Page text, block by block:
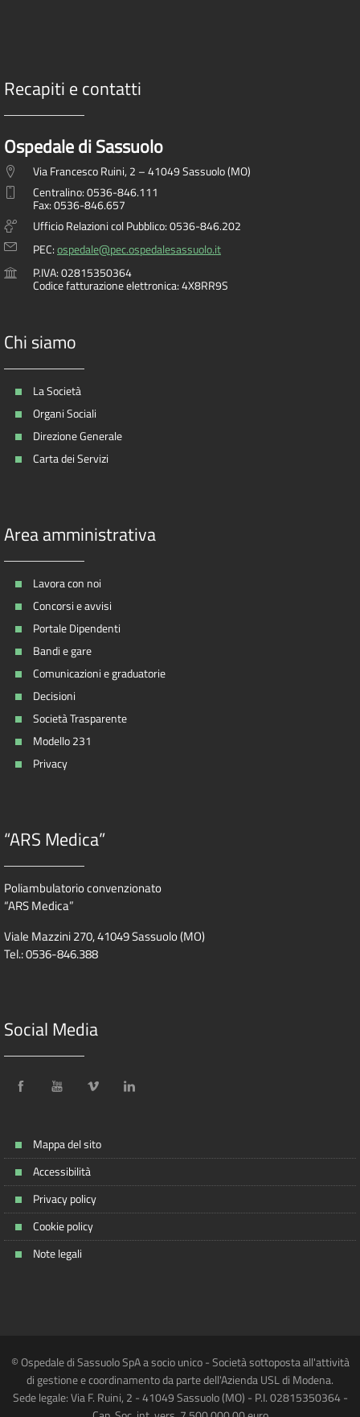
Recapiti e contatti
Ospedale di Sassuolo
Via Francesco Ruini, 2 – 41049 Sassuolo (MO)
Centralino: 0536-846.111
Fax: 0536-846.657
Ufficio Relazioni col Pubblico: 0536-846.202
PEC:ospedale@pec.ospedalesassuolo.it
P.IVA: 02815350364
Codice fatturazione elettronica: 4X8RR9S
Chi siamo
La Società
Organi Sociali
Direzione Generale
Carta dei Servizi
Area amministrativa
Lavora con noi
Concorsi e avvisi
Portale Dipendenti
Bandi e gare
Comunicazioni e graduatorie
Decisioni
Società Trasparente
Modello 231
Privacy
“ARS Medica”
Poliambulatorio convenzionato
“ARS Medica”
Viale Mazzini 270, 41049 Sassuolo (MO)
Tel.: 0536-846.388
Social Media
Mappa del sito
Accessibilità
Privacy policy
Cookie policy
Note legali
© Ospedale di Sassuolo SpA a socio unico - Società sottoposta all'attività
di gestione e coordinamento da parte dell'Azienda USL di Modena.
Sede legale: Via F. Ruini, 2 - 41049 Sassuolo (MO) - P.I. 02815350364 -